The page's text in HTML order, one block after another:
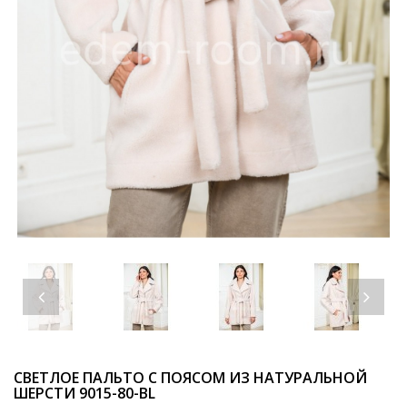
СВЕТЛОЕ ПАЛЬТО С ПОЯСОМ ИЗ НАТУРАЛЬНОЙ
ШЕРСТИ 9015-80-BL